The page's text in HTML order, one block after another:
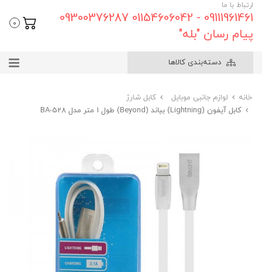
ارتباط با ما
09111961461 - 01154606042 09300376287
پیام رسان "بله"
0
دسته‌بندی کالاها
خانه لوازم جانبی موبایل
کابل شارژ
کابل آیفون (Lightning) بیاند (Beyond) طول 1 متر مدل BA-528